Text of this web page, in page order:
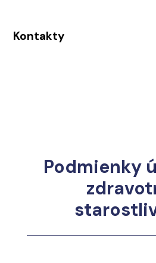
Kontakty
Podmienky